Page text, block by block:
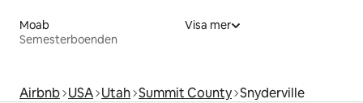
Moab
Semesterboenden
Visa mer
Airbnb USA Utah Summit County Snyderville